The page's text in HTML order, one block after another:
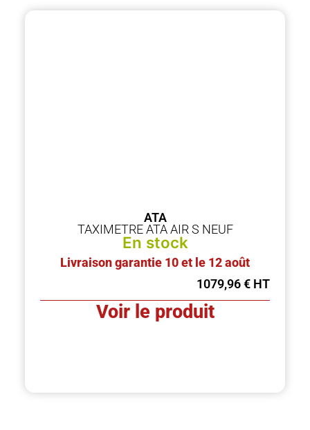
ATA
TAXIMETRE ATA AIR S NEUF
En stock
Livraison garantie 10 et le 12 août
1079,96€
Voir le produit